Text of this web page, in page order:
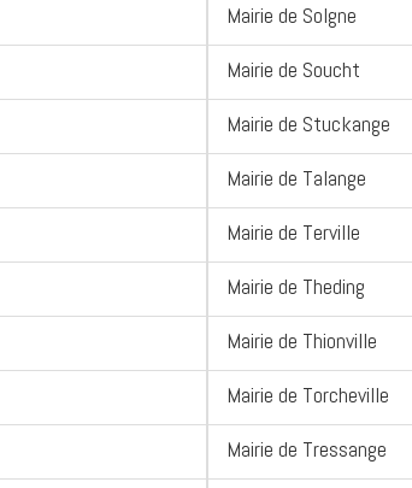
Mairie de Solgne
Mairie de Soucht
Mairie de Stuckange
Mairie de Talange
Mairie de Terville
Mairie de Theding
Mairie de Thionville
Mairie de Torcheville
Mairie de Tressange